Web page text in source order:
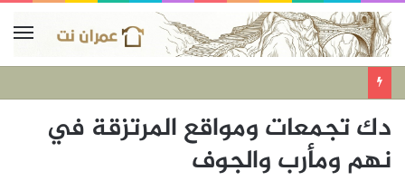
دك تجمعات ومواقع المرتزقة في
نهم ومأرب والجوف